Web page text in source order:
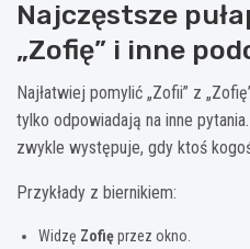
Najczęstsze
„Zofię” i inne
Najłatwiej pomylić „Zofii” z
tylko odpowiadają na inne
zwykle występuje, gdy ktoś
Przykłady z biernikiem:
Widzę Zofięprzez okno.